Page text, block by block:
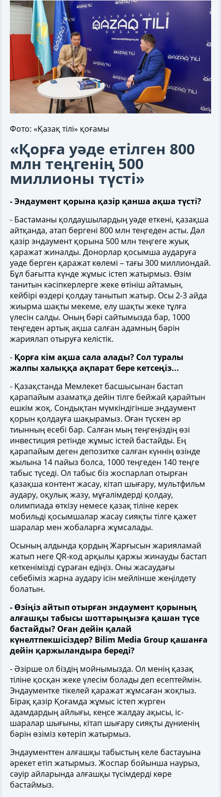
Фото: «Қазақ тілі» қоғамы
«Қорға уәде етілген 800
млн теңгенің 500
миллионы түсті»
- Эндаумент қорына қазір қанша ақша түсті?
- Бастаманы қолдаушылардың уәде еткені, қазақша
айтқанда, атап бергені 800 млн теңгеден асты. Дәл
қазір эндаумент қорына 500 млн теңгеге жуық
қаражат жиналды. Донорлар қосымша аударуға
уәде берген қаражат көлемі – тағы 300 миллиондай.
Бұл бағытта күнде жұмыс істеп жатырмыз. Өзім
танитын кәсіпкерлерге жеке өтініш айтамын,
кейбірі өздері қолдау танытып жатыр. Осы 2-3 айда
жиырма шақты мекеме, елу шақты жеке тұлға
үлесін салды. Оның бәрі сайтымызда бар, 1000
теңгеден артық ақша салған адамның бәрін
жариялап отыруға келістік.
- Қорға кім ақша сала алады? Сол туралы
жалпы халыққа ақпарат бере кетсеңіз...
- Қазақстанда Мемлекет басшысынан бастап
қарапайым азаматқа дейін тілге бейжай қарайтын
ешкім жоқ. Сондықтан мүмкіндігінше эндаумент
қорын қолдауға шақырамыз. Оған түскен әр
тиынның есебі бар. Салған мың теңгеңіздің өзі
инвестиция ретінде жұмыс істей бастайды. Ең
қарапайым деген депозитке салған күннің өзінде
жылына 14 пайыз болса, 1000 теңгеден 140 теңге
табыс түседі. Ол табыс біз жоспарлап отырған
қазақша контент жасау, кітап шығару, мультфильм
аудару, оқулық жазу, мұғалімдерді қолдау,
олимпиада өткізу немесе қазақ тіліне керек
мобильді қосымшалар жасау сияқты тілге қажет
шаралар мен жобаларға жұмсалады.
Осының алдында қордың Жарғысын жарияламай
жатып неге QR-код арқылы қаржы жинауды бастап
кеткенімізді сұраған едіңіз. Оны жасаудағы
себебіміз жарна аудару ісін мейлінше жеңілдету
болатын.
- Өзіңіз айтып отырған эндаумент қорының
алғашқы табысы шоттарыңызға қашан түсе
бастайды? Оған дейін қалай
күнелтпекшісіздер? Bilim Media Group қашанға
дейін қаржыландыра береді?
- Әзірше ол біздің мойнымызда. Ол менің қазақ
тіліне қосқан жеке үлесім болады деп есептеймін.
Эндаументке тікелей қаражат жұмсаған жоқпыз.
Бірақ қазір Қоғамда жұмыс істеп жүрген
адамдардың айлығы, кеңсе жалдау ақысы, іс-
шаралар шығыны, кітап шығару сияқты дүниенің
бәрін өзіміз көтеріп жатырмыз.
Эндаументтен алғашқы табыстың келе бастауына
әрекет етіп жатырмыз. Жоспар бойынша наурыз,
сәуір айларында алғашқы түсімдерді көре
бастаймыз.